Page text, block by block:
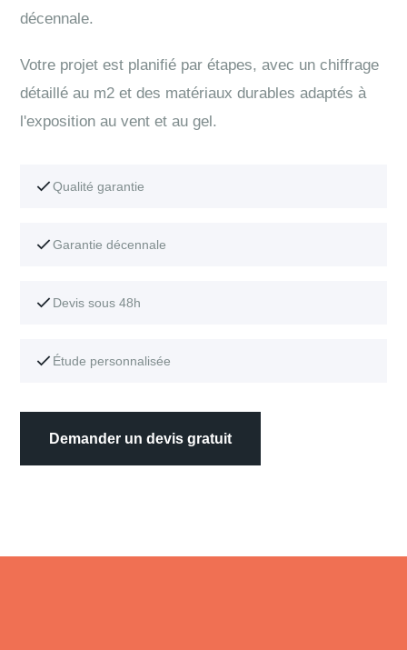
décennale.
Votre projet est planifié par étapes, avec un chiffrage
détaillé au m2 et des matériaux durables adaptés à
l'exposition au vent et au gel.
Qualité garantie
Garantie décennale
Devis sous 48h
Étude personnalisée
Demander un devis gratuit